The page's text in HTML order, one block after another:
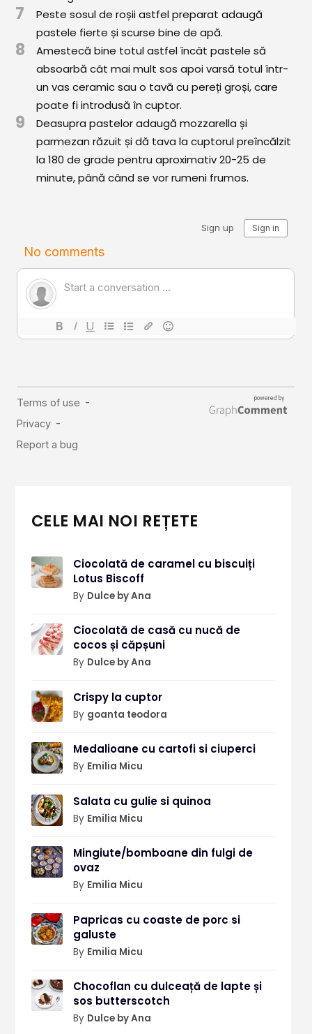
7
Peste sosul de roșii astfel preparat adaugă
pastele fierte și scurse bine de apă.
8
Amestecă bine totul astfel încât pastele să
absoarbă cât mai mult sos apoi varsă totul într-
un vas ceramic sau o tavă cu pereți groși, care
poate fi introdusă în cuptor.
9
Deasupra pastelor adaugă mozzarella și
parmezan răzuit și dă tava la cuptorul preîncălzit
la 180 de grade pentru aproximativ 20-25 de
minute, până când se vor rumeni frumos.
CELE MAI NOI REȚETE
Ciocolată de caramel cu biscuiți
Lotus Biscoff
By Dulce by Ana
Ciocolată de casă cu nucă de
cocos și căpșuni
By Dulce by Ana
Crispy la cuptor
By goanta teodora
Medalioane cu cartofi si ciuperci
By Emilia Micu
Salata cu gulie si quinoa
By Emilia Micu
Mingiute/bomboane din fulgi de
ovaz
By Emilia Micu
Papricas cu coaste de porc si
galuste
By Emilia Micu
Chocoflan cu dulceață de lapte și
sos butterscotch
By Dulce by Ana